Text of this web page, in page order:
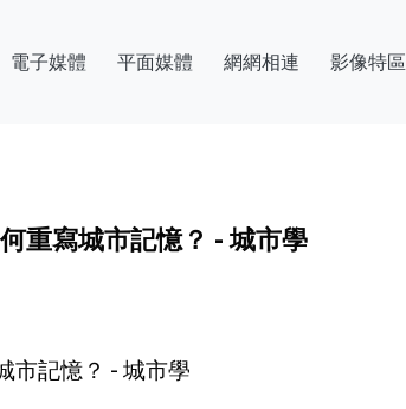
電子媒體 平面媒體 網網相連 影像特區
重寫城市記憶？ - 城市學
市記憶？ - 城市學